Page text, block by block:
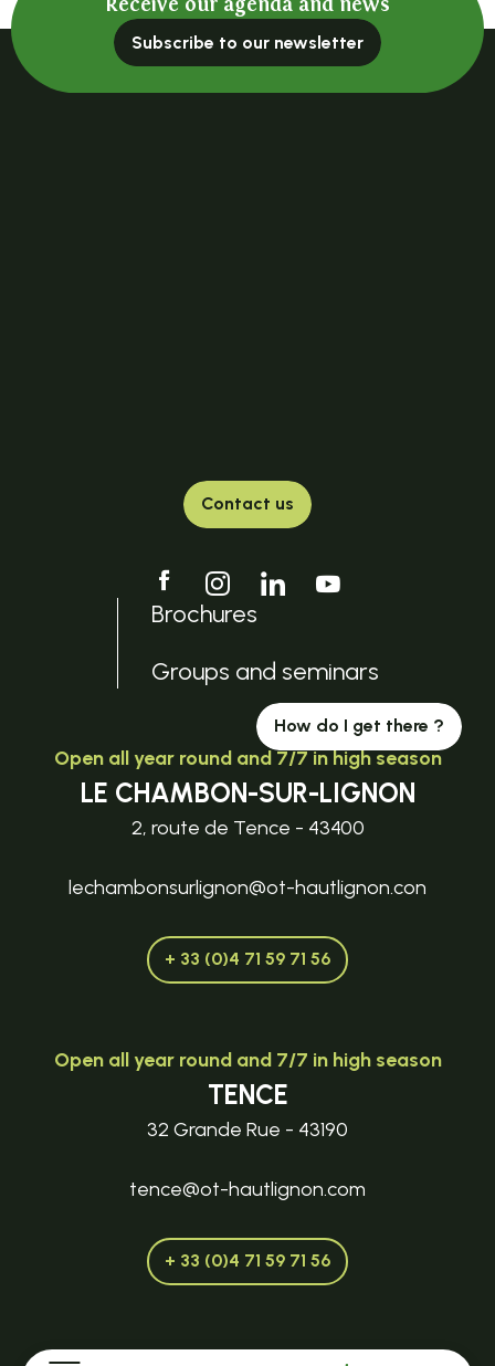
Receive our agenda and news
Subscribe to our newsletter
Contact us
Brochures
Groups and seminars
How do I get there ?
Open all year round and 7/7 in high season
LE CHAMBON-SUR-LIGNON
2, route de Tence - 43400
lechambonsurlignon@ot-hautlignon.con
+ 33 (0)4 71 59 71 56
Open all year round and 7/7 in high season
TENCE
32 Grande Rue - 43190
tence@ot-hautlignon.com
+ 33 (0)4 71 59 71 56